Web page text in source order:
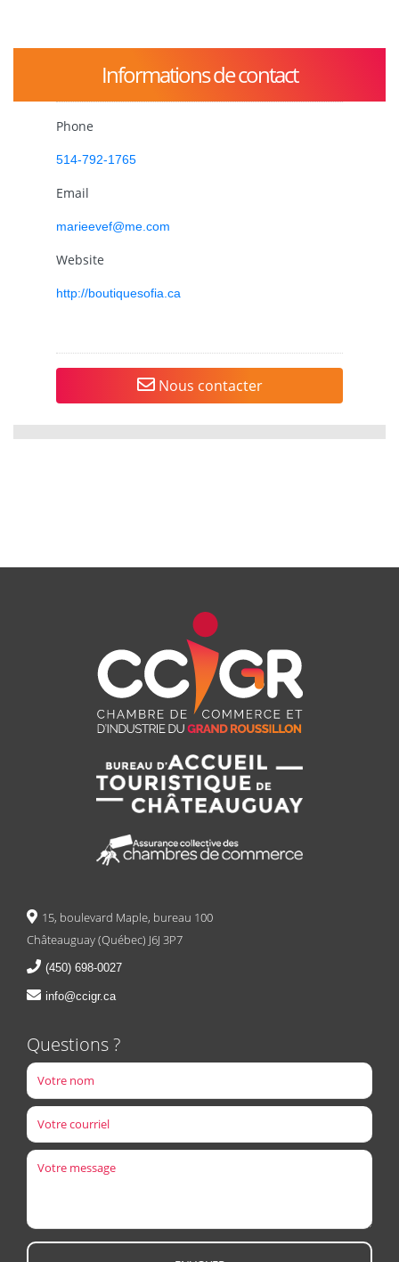
Informations de contact
Phone
514-792-1765
Email
marieevef@me.com
Website
http://boutiquesofia.ca
Nous contacter
15, boulevard Maple, bureau 100
Châteauguay (Québec) J6J 3P7
(450) 698-0027
info@ccigr.ca
Questions ?